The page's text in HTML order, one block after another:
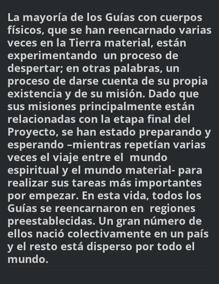
La mayoría de los Guías con cuerpos
físicos, que se han reencarnado varias
veces en la Tierra material, están
experimentando un proceso de
despertar; en otras palabras, un
proceso de darse cuenta de su propia
existencia y de su misión. Dado que
sus misiones principalmente están
relacionadas con la etapa final del
Proyecto, se han estado preparando y
esperando –mientras repetían varias
veces el viaje entre el mundo
espiritual y el mundo material- para
realizar sus tareas más importantes
por empezar. En esta vida, todos los
Guías se reencarnaron en regiones
preestablecidas. Un gran número de
ellos nació colectivamente en un país
y el resto está disperso por todo el
mundo.